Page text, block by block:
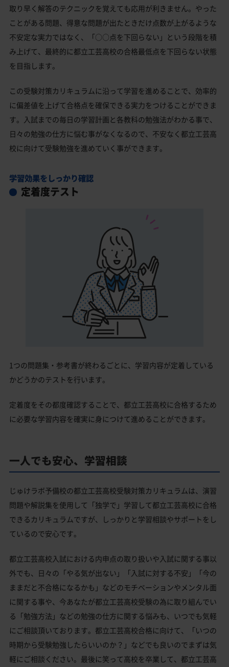
取り早く解答のテクニックを覚えても応用が利きません。やった
ことがある問題、得意な問題が出たときだけ点数が上がるような
不安定な実力ではなく、「○○点を下回らない」という段階を積
み上げて、最終的に都立工芸高校の合格最低点を下回らない状態
を目指します。
この受験対策カリキュラムに沿って学習を進めることで、効率的
に偏差値を上げて合格点を確保できる実力をつけることができま
す。入試までの毎日の学習計画と各教科の勉強法がわかる事で、
日々の勉強の仕方に悩む事がなくなるので、不安なく都立工芸高
校に向けて受験勉強を進めていく事ができます。
学習効果をしっかり確認
定着度テスト
1つの問題集・参考書が終わるごとに、学習内容が定着している
かどうかのテストを行います。
定着度をその都度確認することで、都立工芸高校に合格するため
に必要な学習内容を確実に身につけて進めることができます。
一人でも安心、学習相談
じゅけラボ予備校の都立工芸高校受験対策カリキュラムは、演習
問題や解説集を使用して「独学で」学習して都立工芸高校に合格
できるカリキュラムですが、しっかりと学習相談やサポートをし
ているので安心です。
都立工芸高校入試における内申点の取り扱いや入試に関する事以
外でも、日々の「やる気が出ない」「入試に対する不安」「今の
ままだと不合格になるかも」などのモチベーションやメンタル面
に関する事や、今あなたが都立工芸高校受験の為に取り組んでい
る「勉強方法」などの勉強の仕方に関する悩みも、いつでも気軽
にご相談頂いております。都立工芸高校合格に向けて、「いつの
時期から受験勉強したらいいのか？」などでも良いのでまずは気
軽にご相談ください。最後に笑って高校を卒業して、都立工芸高